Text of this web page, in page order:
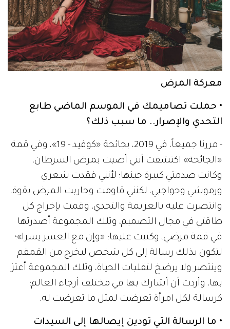
معركة المرض
• حملت تصاميمك في الموسم الماضي طابع
التحدي والإصرار.. ما سبب ذلك؟
- مررنا جميعاً، في 2019، بجائحة «كوفيد - 19»، وفي قمة
«الجائحة» اكتشفت أنني أصبت بمرض السرطان،
وكانت صدمتي كبيرة حينها؛ لأنني فقدت شعري
ورموشي وحواجبي، لكنني قاومت وحاربت المرض بقوة،
وانتصرت عليه بالعزيمة والتحدي، وقمت بإخراج كل
طاقتي في مجال التصميم، وتلك المجموعة أصدرتها
في قمة مرضي، وكتبت عليها: «وإن مع العسر يسرا»؛
لتكون بذلك رسالة إلى كل شخص ليخرج من القمقم
وينتصر ولا يرضخ لتقلبات الحياة، وتلك المجموعة أعتز
بها، وأردت أن أشارك بها في مختلف أرجاء العالم؛
كرسالة لكل امرأة تعرضت لمثل ما تعرضت له.
• ما الرسالة التي تودين إيصالها إلى السيدات